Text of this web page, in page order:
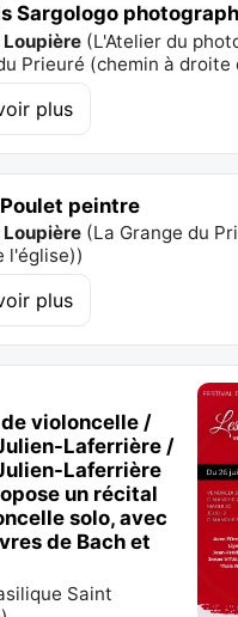
Sargologo
Loupière (L'Atelier du
Prieuré (chemin à droite
plus
peintre
Loupière (La Grange du
l'église))
plus
violoncelle /
Laferrière /
Laferrière
un récital
solo, avec
de Bach et
Saint